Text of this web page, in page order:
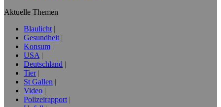
Aktuelle Themen
Blaulicht
Gesundheit
Konsum
USA
Deutschland
Tier
St Gallen
Video
Polizeirapport